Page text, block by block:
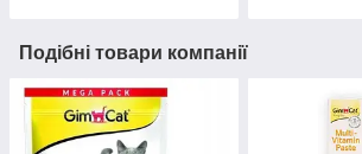
Подібні товари компанії